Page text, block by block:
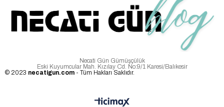
Necati Gün Gümüşçülük
Eski Kuyumcular Mah. Kızılay Cd. No:9/1 Karesi/Balıkesir
© 2023 necatigun.com - Tüm Hakları Saklıdır.